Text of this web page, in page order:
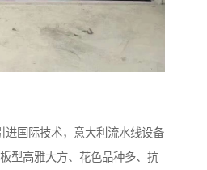
进国际技术，意大利流水线设备
型高雅大方、花色品种多、抗